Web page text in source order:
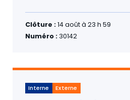
Clôture :14 août à 23 h 59
Numéro : 30142
Interne Externe